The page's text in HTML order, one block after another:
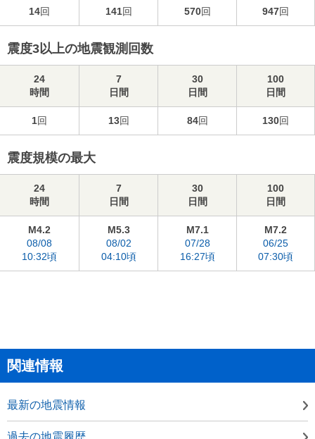
14回 141回 570回 947回
震度3以上の地震観測回数
24
時間
7
日間
30
日間
100
日間
1回 13回 84回 130回
震度規模の最大
24
時間
7
日間
30
日間
100
日間
M4.2
08/08
10:32頃
M5.3
08/02
04:10頃
M7.1
07/28
16:27頃
M7.2
06/25
07:30頃
関連情報
最新の地震情報
過去の地震履歴